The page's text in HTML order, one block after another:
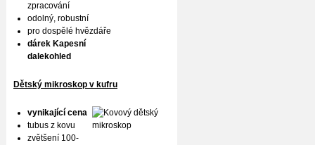
zpracování
odolný, robustní
pro dospělé hvězdáře
dárek Kapesní
dalekohled
Dětský mikroskop v kufru
vynikající cena
tubus z kovu
zvětšení 100-